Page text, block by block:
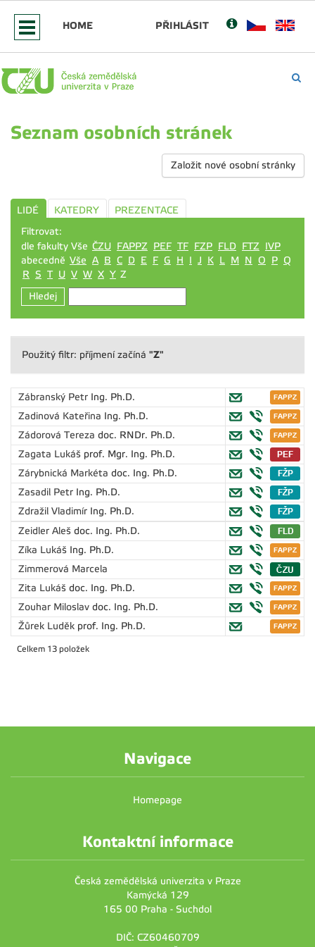
HOME PŘIHLÁSIT
Seznam osobních stránek
Založit nové osobní stránky
LIDÉ KATEDRY
PREZENTACE
Filtrovat:
dle fakulty Vše ČZU FAPPZ PEF TF FZP FLD FTZ IVP
abecedně Vše A B C D E F G H I J K L M N O P Q
R S T U V W X Y Z
Hledej
Použitý filtr: příjmení začíná "Z"
Zábranský Petr Ing. Ph.D.
Zadinová Kateřina Ing. Ph.D.
Zádorová Tereza doc. RNDr. Ph.D.
Zagata Lukáš prof. Mgr. Ing. Ph.D.
Zárybnická Markéta doc. Ing. Ph.D.
Zasadil Petr Ing. Ph.D.
Zdražil Vladimír Ing. Ph.D.
Zeidler Aleš doc. Ing. Ph.D.
Zíka Lukáš Ing. Ph.D.
Zimmerová Marcela
Zita Lukáš doc. Ing. Ph.D.
Zouhar Miloslav doc. Ing. Ph.D.
Žůrek Luděk prof. Ing. Ph.D.
Celkem 13 položek
Navigace
Homepage
Kontaktní informace
Česká zemědělská univerzita v Praze
Kamýcká 129
165 00 Praha - Suchdol
DIČ: CZ60460709